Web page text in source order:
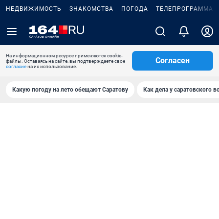
НЕДВИЖИМОСТЬ ЗНАКОМСТВА ПОГОДА ТЕЛЕПРОГРАММА
На информационном ресурсе применяются cookie-
файлы. Оставаясь на сайте, вы подтверждаете свое
согласиена их использование.
Согласен
Какую погоду на лето обещают Саратову Как дела у саратовского